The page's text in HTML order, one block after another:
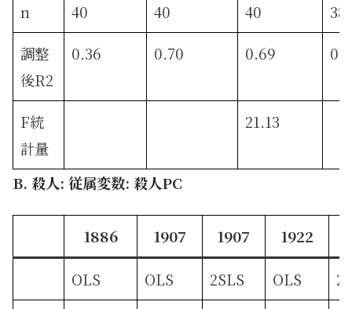
n 40 40 40 38
調整
後R2
0.36 0.70 0.69
F統
計量
21.13
B. 殺人: 従属変数: 殺人PC
1886 1907 1907 1922
OLS OLS 2SLS OLS